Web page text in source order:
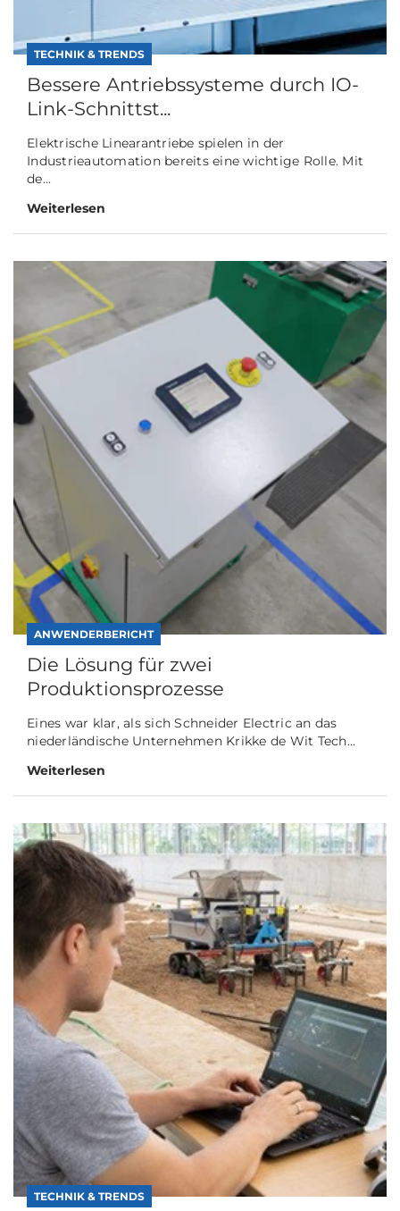
TECHNIK & TRENDS
Bessere Antriebssysteme durch IO-
Link-Schnittst...
Elektrische Linearantriebe spielen in der
Industrieautomation bereits eine wichtige Rolle. Mit
de...
Weiterlesen
ANWENDERBERICHT
Die Lösung für zwei
Produktionsprozesse
Eines war klar, als sich Schneider Electric an das
niederländische Unternehmen Krikke de Wit Tech...
Weiterlesen
TECHNIK & TRENDS